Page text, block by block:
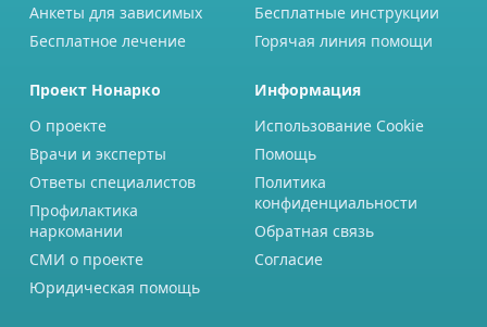
Анкеты для зависимых
Бесплатное лечение
Бесплатные инструкции
Горячая линия помощи
Проект Нонарко
О проекте
Врачи и эксперты
Ответы специалистов
Профилактика
наркомании
СМИ о проекте
Юридическая помощь
Информация
Использование Cookie
Помощь
Политика
конфиденциальности
Обратная связь
Согласие